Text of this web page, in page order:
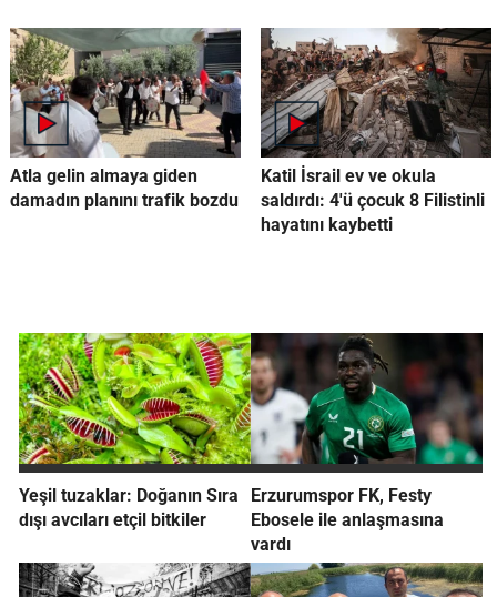
Atla gelin almaya giden
damadın planını trafik bozdu
Katil İsrail ev ve okula
saldırdı: 4'ü çocuk 8 Filistinli
hayatını kaybetti
Yeşil tuzaklar: Doğanın Sıra
dışı avcıları etçil bitkiler
Erzurumspor FK, Festy
Ebosele ile anlaşmasına
vardı